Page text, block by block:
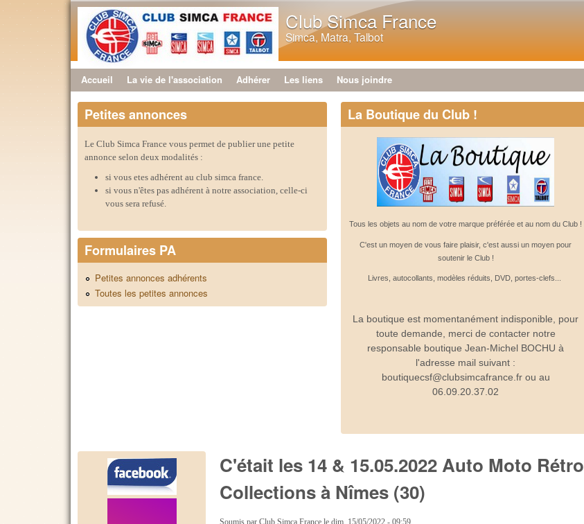
Club Simca France
Simca, Matra, Talbot
Menu principal
Accueil La vie de l'association Adhérer Les liens Nous joindre
Petites annonces
Le Club Simca France vous permet de publier une petite
annonce selon deux modalités :
si vous etes adhérent au club simca france.
si vous n'êtes pas adhérent à notre association, celle-ci
vous sera refusé.
Formulaires PA
Petites annonces adhérents
Toutes les petites annonces
La Boutique du Club !
Tous les objets au nom de votre marque préférée et au nom du Club !
C'est un moyen de vous faire plaisir, c'est aussi un moyen pour
soutenir le Club !
Livres, autocollants, modèles réduits, DVD, portes-clefs...
La boutique est momentanément indisponible, pour
toute demande, merci de contacter notre
responsable boutique Jean-Michel BOCHU à
l'adresse mail suivant :
boutiquecsf@clubsimcafrance.fr ou au
06.09.20.37.02
C'était les 14 & 15.05.2022 Auto Moto Rétro
Collections à Nîmes (30)